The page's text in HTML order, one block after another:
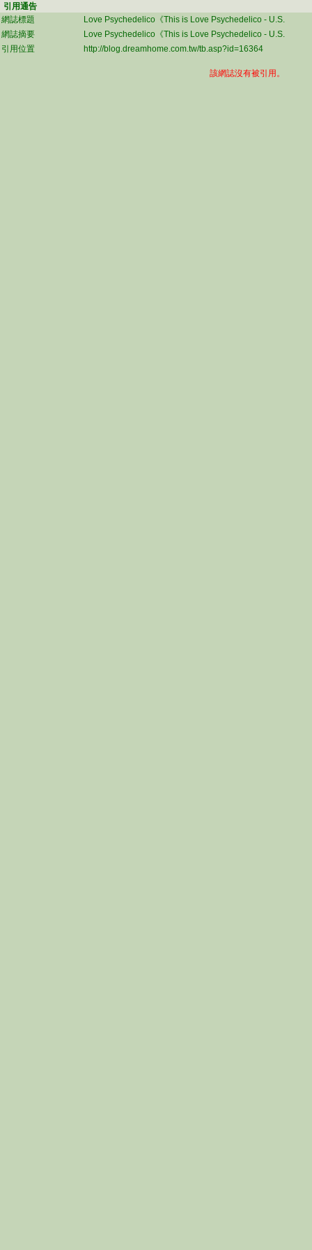
引用通告
網誌標題
Love Psychedelico《This is Love Psychedelico - U.S.
網誌摘要
Love Psychedelico《This is Love Psychedelico - U.S.
引用位置
http://blog.dreamhome.com.tw/tb.asp?id=16364
該網誌沒有被引用。